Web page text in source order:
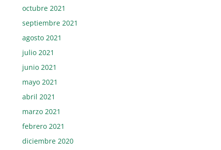
octubre 2021
septiembre 2021
agosto 2021
julio 2021
junio 2021
mayo 2021
abril 2021
marzo 2021
febrero 2021
diciembre 2020